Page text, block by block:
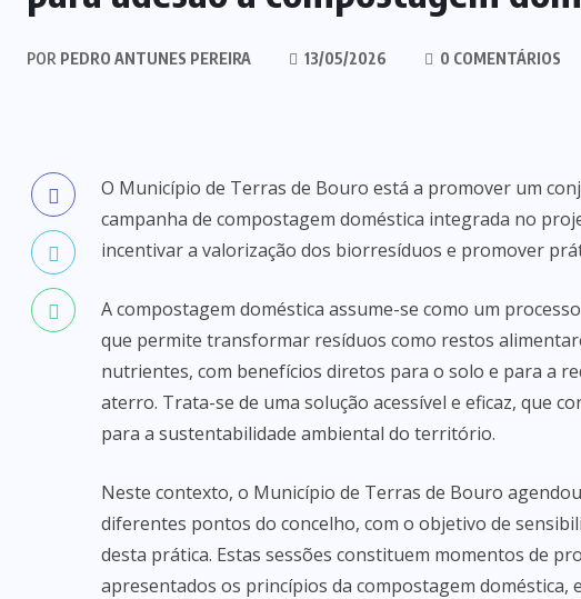
POR PEDRO ANTUNES PEREIRA 13/05/2026 0 COMENTÁRIOS
O Município de Terras de Bouro está a promover um
campanha de compostagem doméstica integrada no
incentivar a valorização dos biorresíduos e promover
A compostagem doméstica assume-se como um
que permite transformar resíduos como restos
nutrientes, com benefícios diretos para o solo e para a
aterro. Trata-se de uma solução acessível e eficaz, que
para a sustentabilidade ambiental do território.
Neste contexto, o Município de Terras de Bouro
diferentes pontos do concelho, com o objetivo de
desta prática. Estas sessões constituem momentos de
apresentados os princípios da compostagem doméstica,